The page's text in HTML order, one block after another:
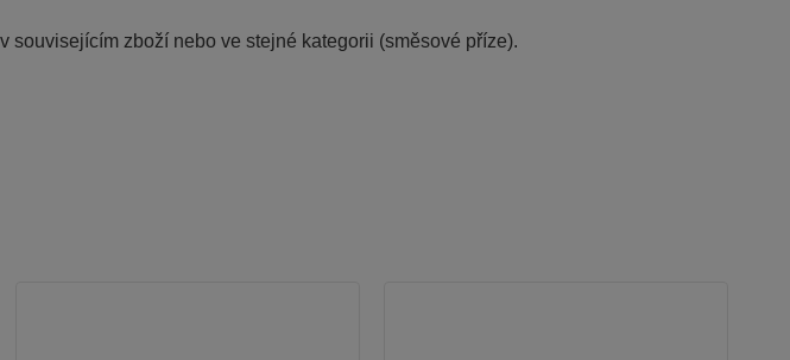
souvisejícím zboží nebo ve stejné kategorii (směsové příze).